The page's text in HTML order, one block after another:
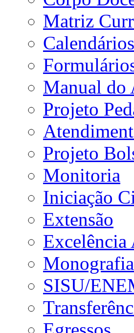
Matriz
Manual do
Projeto
Projeto
Monitoria
Iniciação
Extensão
Excelência
SISU/